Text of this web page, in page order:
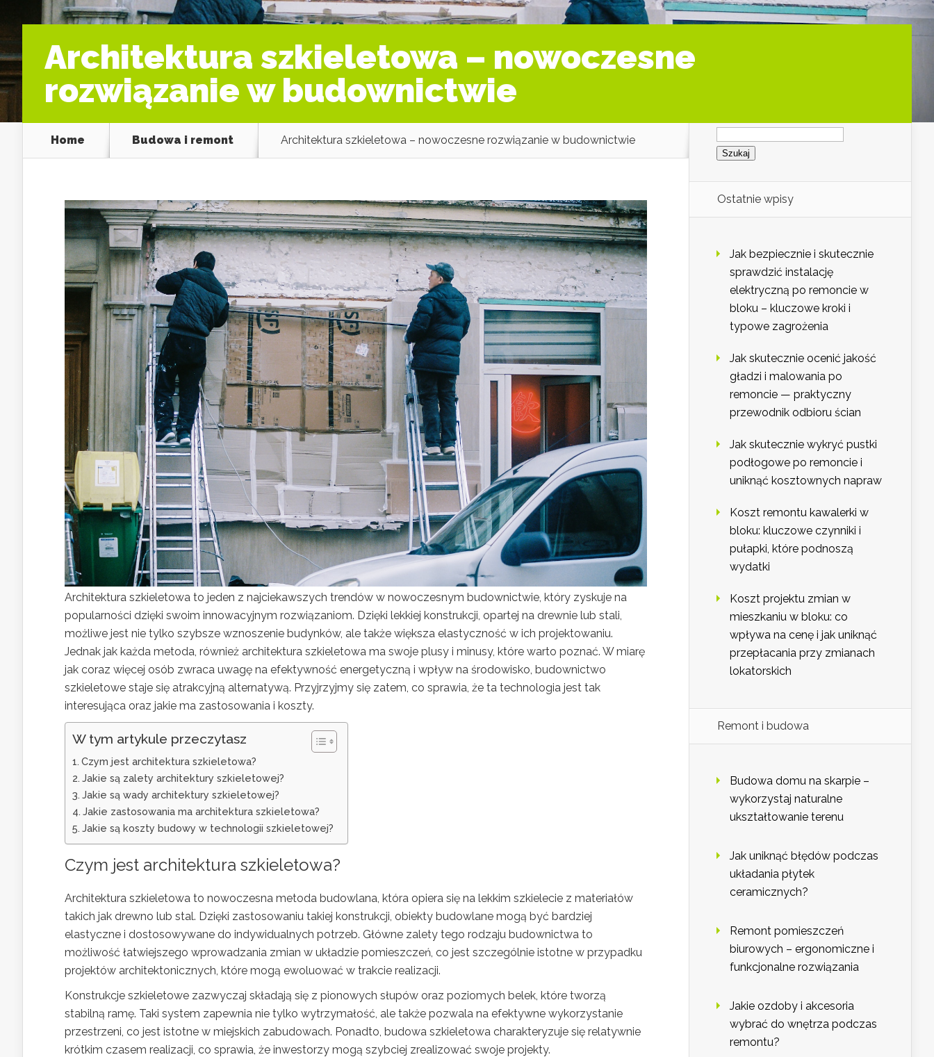
Architektura szkieletowa – nowoczesne
rozwiązanie w budownictwie
Home Budowa i remont Architektura szkieletowa – nowoczesne rozwiązanie w budownictwie
Architektura szkieletowa to jeden z najciekawszych trendów w nowoczesnym budownictwie, który zyskuje na
popularności dzięki swoim innowacyjnym rozwiązaniom. Dzięki lekkiej konstrukcji, opartej na drewnie lub stali,
możliwe jest nie tylko szybsze wznoszenie budynków, ale także większa elastyczność w ich projektowaniu.
Jednak jak każda metoda, również architektura szkieletowa ma swoje plusy i minusy, które warto poznać. W miarę
jak coraz więcej osób zwraca uwagę na efektywność energetyczną i wpływ na środowisko, budownictwo
szkieletowe staje się atrakcyjną alternatywą. Przyjrzyjmy się zatem, co sprawia, że ta technologia jest tak
interesująca oraz jakie ma zastosowania i koszty.
W tym artykule przeczytasz
Czym jest architektura szkieletowa?
Jakie są zalety architektury szkieletowej?
Jakie są wady architektury szkieletowej?
Jakie zastosowania ma architektura szkieletowa?
Jakie są koszty budowy w technologii szkieletowej?
Czym jest architektura szkieletowa?
Architektura szkieletowa to nowoczesna metoda budowlana, która opiera się na lekkim szkielecie z materiałów
takich jak drewno lub stal. Dzięki zastosowaniu takiej konstrukcji, obiekty budowlane mogą być bardziej
elastyczne i dostosowywane do indywidualnych potrzeb. Główne zalety tego rodzaju budownictwa to
możliwość łatwiejszego wprowadzania zmian w układzie pomieszczeń, co jest szczególnie istotne w przypadku
projektów architektonicznych, które mogą ewoluować w trakcie realizacji.
Konstrukcje szkieletowe zazwyczaj składają się z pionowych słupów oraz poziomych belek, które tworzą
stabilną ramę. Taki system zapewnia nie tylko wytrzymałość, ale także pozwala na efektywne wykorzystanie
przestrzeni, co jest istotne w miejskich zabudowach. Ponadto, budowa szkieletowa charakteryzuje się relatywnie
krótkim czasem realizacji, co sprawia, że inwestorzy mogą szybciej zrealizować swoje projekty.
Szukaj:
Ostatnie wpisy
Jak bezpiecznie i skutecznie
sprawdzić instalację
elektryczną po remoncie w
bloku – kluczowe kroki i
typowe zagrożenia
Jak skutecznie ocenić jakość
gładzi i malowania po
remoncie — praktyczny
przewodnik odbioru ścian
Jak skutecznie wykryć pustki
podłogowe po remoncie i
uniknąć kosztownych napraw
Koszt remontu kawalerki w
bloku: kluczowe czynniki i
pułapki, które podnoszą
wydatki
Koszt projektu zmian w
mieszkaniu w bloku: co
wpływa na cenę i jak uniknąć
przepłacania przy zmianach
lokatorskich
Remont i budowa
Budowa domu na skarpie –
wykorzystaj naturalne
ukształtowanie terenu
Jak uniknąć błędów podczas
układania płytek
ceramicznych?
Remont pomieszczeń
biurowych – ergonomiczne i
funkcjonalne rozwiązania
Jakie ozdoby i akcesoria
wybrać do wnętrza podczas
remontu?